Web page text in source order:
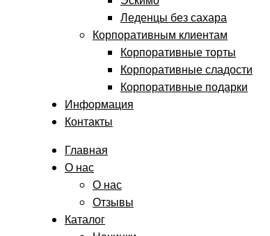
Леденцы без сахара
Корпоративным клиентам
Корпоративные торты
Корпоративные сладости
Корпоративные подарки
Информация
Контакты
Главная
О нас
О нас
Отзывы
Каталог